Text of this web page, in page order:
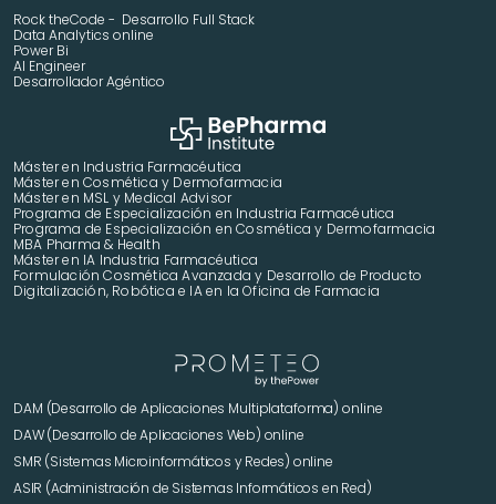
Rock theCode -  Desarrollo Full Stack
Data Analytics online
Power Bi
AI Engineer
Desarrollador Agéntico
Máster en Industria Farmacéutica
Máster en Cosmética y Dermofarmacia
Máster en MSL y Medical Advisor
Programa de Especialización en Industria Farmacéutica
Programa de Especialización en Cosmética y Dermofarmacia
MBA Pharma & Health
Máster en IA Industria Farmacéutica
Formulación Cosmética Avanzada y Desarrollo de Producto
Digitalización, Robótica e IA en la Oficina de Farmacia
DAM (Desarrollo de Aplicaciones Multiplataforma) online
DAW (Desarrollo de Aplicaciones Web) online
SMR (Sistemas Microinformáticos y Redes) online
ASIR (Administración de Sistemas Informáticos en Red)